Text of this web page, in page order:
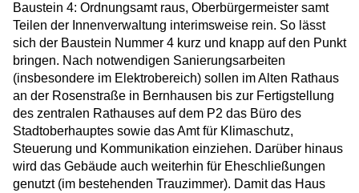
Baustein 4: Ordnungsamt raus, Oberbürgermeister samt
Teilen der Innenverwaltung interimsweise rein. So lässt
sich der Baustein Nummer 4 kurz und knapp auf den Punkt
bringen. Nach notwendigen Sanierungsarbeiten
(insbesondere im Elektrobereich) sollen im Alten Rathaus
an der Rosenstraße in Bernhausen bis zur Fertigstellung
des zentralen Rathauses auf dem P2 das Büro des
Stadtoberhauptes sowie das Amt für Klimaschutz,
Steuerung und Kommunikation einziehen. Darüber hinaus
wird das Gebäude auch weiterhin für Eheschließungen
genutzt (im bestehenden Trauzimmer). Damit das Haus